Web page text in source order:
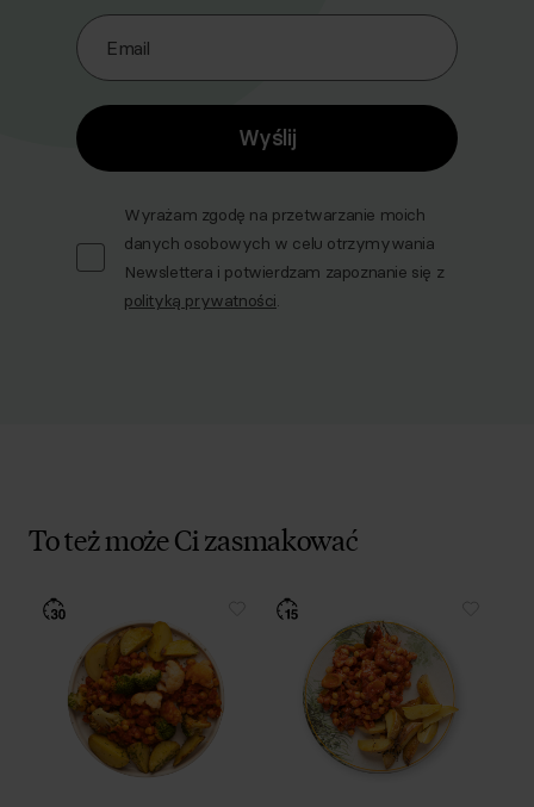
Email
Wyślij
Wyrażam zgodę na przetwarzanie moich
danych osobowych w celu otrzymywania
Newslettera i potwierdzam zapoznanie się z
polityką prywatności.
To też może Ci zasmakować